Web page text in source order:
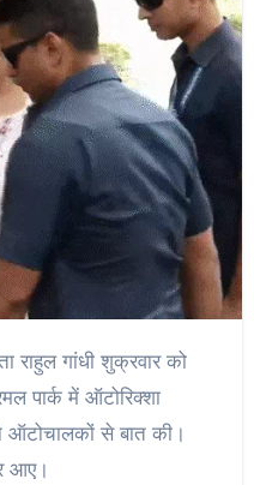
राहुल गांधी शुक्रवार को
पार्क में ऑटोरिक्शा
ऑटोचालकों से बात की।
आए।